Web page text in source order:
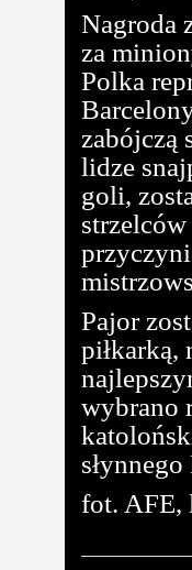
Nagroda
za
Polka
zabójczą
lidze
goli,
Pajor
piłkarką,
wybrano
fot. AFE,